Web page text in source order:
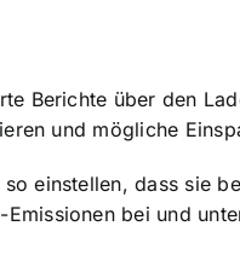
Berichte über den
und mögliche
einstellen, dass sie
bei und